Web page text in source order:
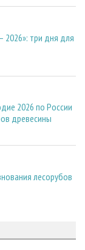
2026»: три дня для
2026 по России
древесины
лесорубов